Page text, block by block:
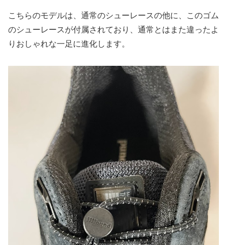
こちらのモデルは、通常のシューレースの他に、このゴム
のシューレースが付属されており、通常とはまた違ったよ
りおしゃれな一足に進化します。